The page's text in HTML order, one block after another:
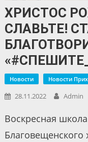
ХРИСТОС
СЛАВЬТЕ!
Новости Новости
28.11.2022 Admin
Воскресная
Благовещенского